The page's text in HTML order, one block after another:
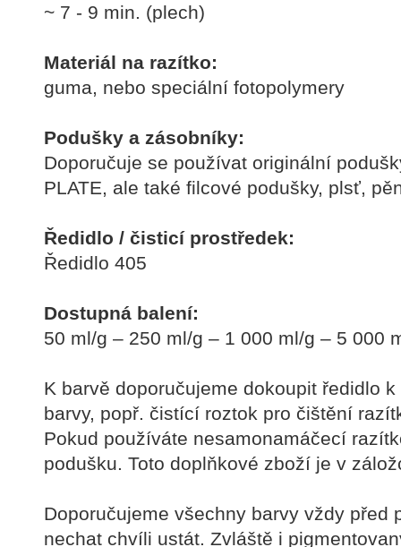
~ 7 - 9 min. (plech)
Materiál na razítko:
guma, nebo speciální fotopolymery
Podušky a zásobníky:
Doporučuje se používat originální
PLATE, ale také filcové podušky, plsť,
Ředidlo / čisticí prostředek:
Ředidlo 405
Dostupná balení:
50 ml/g – 250 ml/g – 1 000 ml/g – 5 000
K barvě doporučujeme dokoupit ředidlo
barvy, popř. čistící roztok pro čištění
Pokud používáte nesamonamáčecí
podušku. Toto doplňkové zboží je v
Doporučujeme všechny barvy vždy před
nechat chvíli ustát. Zvláště i